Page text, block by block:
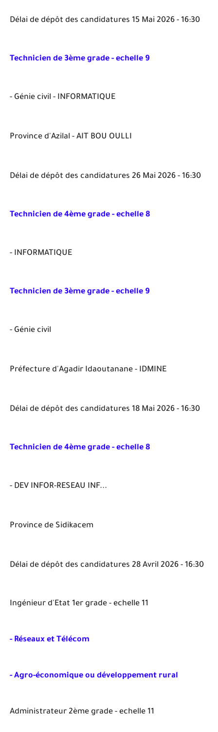
Délai de dépôt des candidatures 15 Mai 2026 - 16:30
Technicien de 3ème grade - echelle 9
- Génie civil - INFORMATIQUE
Province d'Azilal - AIT BOU OULLI
Délai de dépôt des candidatures 26 Mai 2026 - 16:30
Technicien de 4ème grade - echelle 8
- INFORMATIQUE
Technicien de 3ème grade - echelle 9
- Génie civil
Préfecture d'Agadir Idaoutanane - IDMINE
Délai de dépôt des candidatures 18 Mai 2026 - 16:30
Technicien de 4ème grade - echelle 8
- DEV INFOR-RESEAU INF...
Province de Sidikacem
Délai de dépôt des candidatures 28 Avril 2026 - 16:30
Ingénieur d'Etat 1er grade - echelle 11
- Réseaux et Télécom
- Agro-économique ou développement rural
Administrateur 2ème grade - echelle 11